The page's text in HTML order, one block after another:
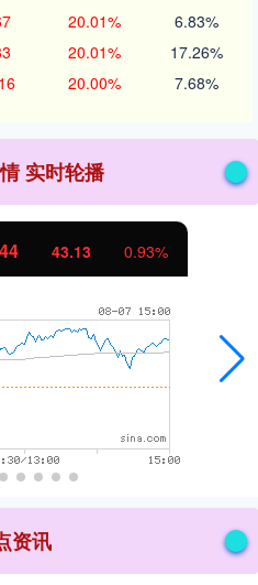
20.01% 6.83%
20.01% 17.26%
20.00% 7.68%
实时轮播
11.37 1.01%
资讯